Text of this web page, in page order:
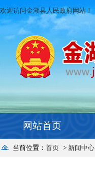
欢迎访问金湖县人民政府网站！
网站首页
当前位置： 首页 > 新闻中心